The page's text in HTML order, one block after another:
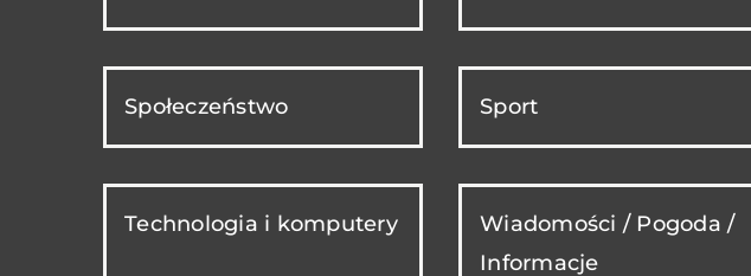
Społeczeństwo Sport
Technologia i komputery
Wiadomości / Pogoda /
Informacje